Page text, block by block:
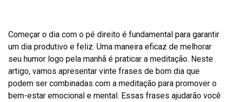
Começar o dia com o pé direito é fundamental para garantir
um dia produtivo e feliz. Uma maneira eficaz de melhorar
seu humor logo pela manhã é praticar a meditação. Neste
artigo, vamos apresentar vinte frases de bom dia que
podem ser combinadas com a meditação para promover o
bem-estar emocional e mental. Essas frases ajudarão você